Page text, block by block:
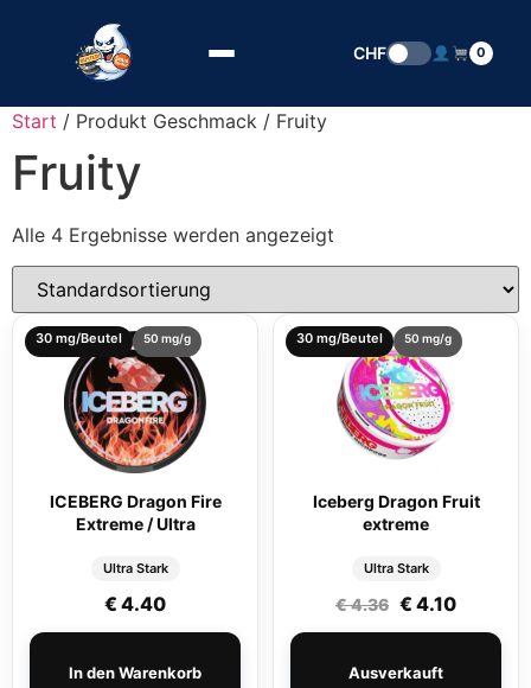
CHF 0
Start / Produkt Geschmack / Fruity
Fruity
Alle 4 Ergebnisse werden angezeigt
30 mg/Beutel 50 mg/g
ICEBERG Dragon Fire
Extreme / Ultra
Ultra Stark
€ 4.40
In den Warenkorb
30 mg/Beutel 50 mg/g
Iceberg Dragon Fruit
extreme
Ultra Stark
€4.36 € 4.10
Ausverkauft